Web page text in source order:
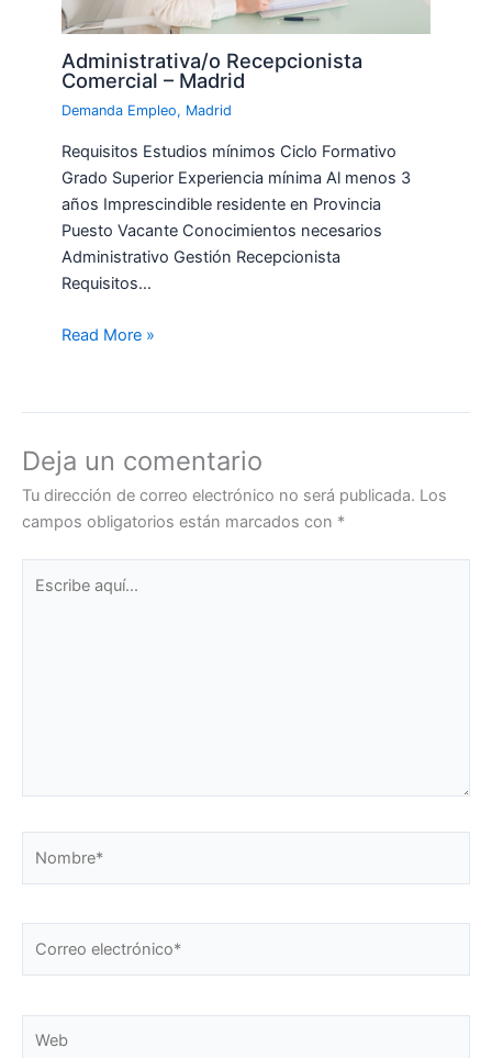
Administrativa/o Recepcionista
Comercial – Madrid
Demanda Empleo, Madrid
Requisitos Estudios mínimos Ciclo Formativo
Grado Superior Experiencia mínima Al menos 3
años Imprescindible residente en Provincia
Puesto Vacante Conocimientos necesarios
Administrativo Gestión Recepcionista
Requisitos…
Read More »
Deja un comentario
Tu dirección de correo electrónico no será publicada. Los
campos obligatorios están marcados con *
aquí...
electrónico*